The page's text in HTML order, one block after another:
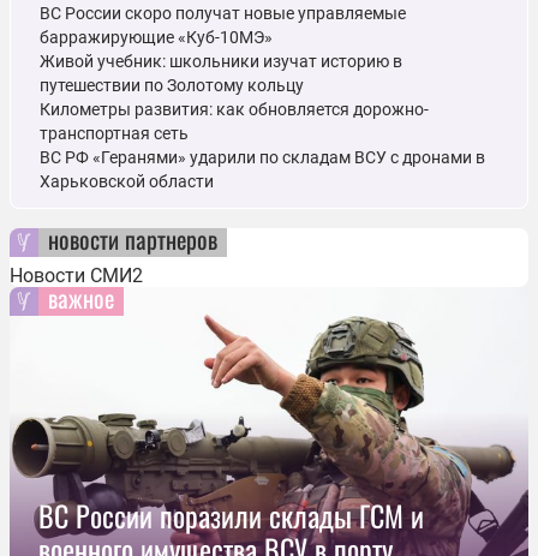
ВС России скоро получат новые управляемые
барражирующие «Куб-10МЭ»
Живой учебник: школьники изучат историю в
путешествии по Золотому кольцу
Километры развития: как обновляется дорожно-
транспортная сеть
ВС РФ «Геранями» ударили по складам ВСУ с дронами в
Харьковской области
новости партнеров
Новости СМИ2
важное
ВС России поразили склады ГСМ и